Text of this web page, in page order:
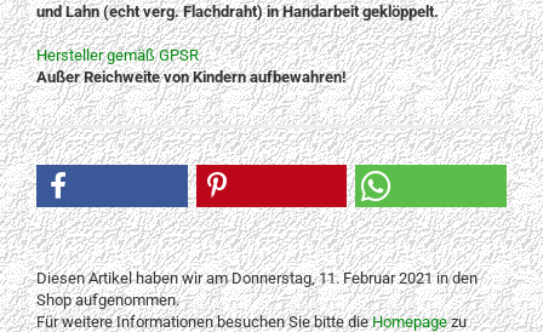
und Lahn (echt verg. Flachdraht) in Handarbeit geklöppelt.
Hersteller gemäß GPSR
Außer Reichweite von Kindern aufbewahren!
Diesen Artikel haben wir am Donnerstag, 11. Februar 2021 in den
Shop aufgenommen.
Für weitere Informationen besuchen Sie bitte dieHomepagezu